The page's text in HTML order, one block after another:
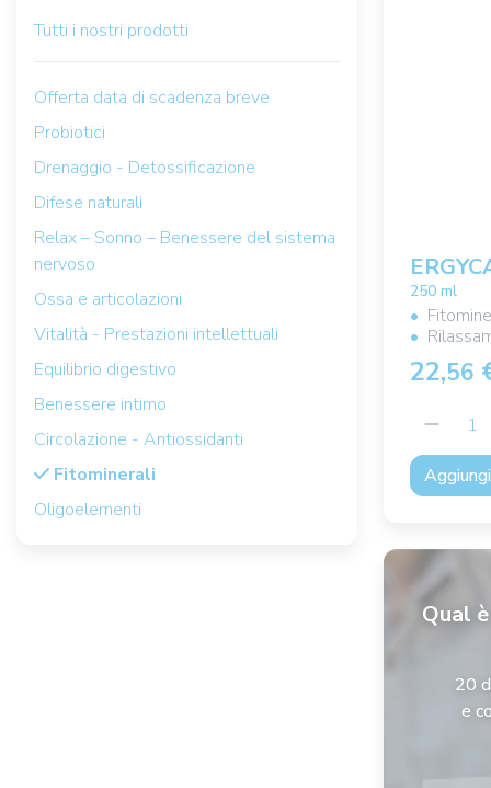
250 ml
22,56
Qual
20
e
Tutti i nostri prodotti
Offerta data di scadenza breve
Probiotici
Drenaggio - Detossificazione
Difese naturali
Relax – Sonno – Benessere del sistema
nervoso
Ossa e articolazioni
Vitalità - Prestazioni intellettuali
Equilibrio digestivo
Benessere intimo
Circolazione - Antiossidanti
Fitominerali
Oligoelementi